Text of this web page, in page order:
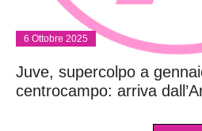
6 Ottobre 2025
Juve, supercolpo a
centrocampo: arriva